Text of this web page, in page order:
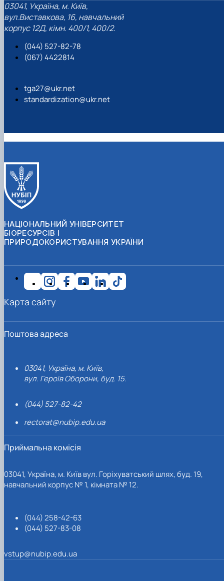
03041, Україна, м. Київ,
вул.Виставкова, 16, навчальний
корпус 12Д, кімн. 400/1, 400/2.
(044) 527-82-78
(067) 4422814
tga27@ukr.net
standardization@ukr.net
НАЦІОНАЛЬНИЙ УНІВЕРСИТЕТ
БІОРЕСУРСІВ І
ПРИРОДОКОРИСТУВАННЯ УКРАЇНИ
Поштова адреса
03041, Україна, м. Київ,
вул. Героїв Оборони, буд. 15.
(044) 527-82-42
rectorat@nubip.edu.ua
Приймальна комісія
03041, Україна, м. Київ вул. Горіхуватський шлях, буд. 19,
навчальний корпус № 1, кімната № 12.
(044) 258-42-63
(044) 527-83-08
vstup@nubip.edu.ua
Карта сайту